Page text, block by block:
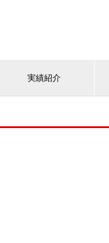
実績紹介